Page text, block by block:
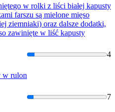
go w rolki z liści białej kapusty
farszu są mielone mięso
ziemniaki) oraz dalsze dodatki,
zawinięte w liść kapusty
4
w rulon
7